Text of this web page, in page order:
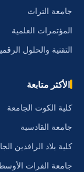
جامعة التراث
المؤتمرات العلمية
التقنية والحلول
الأكثر متابعة
كلية الكوت الجامعة
جامعة القادسية
كلية بلاد الرافدين
جامعة الفرات